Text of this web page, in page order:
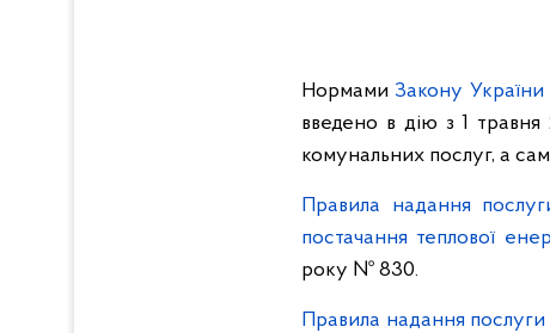
НормамиЗакону
введено в дію з 1 травня
комунальних послуг, а
Правила надання
постачання теплової
року № 830.
Правила надання послуги